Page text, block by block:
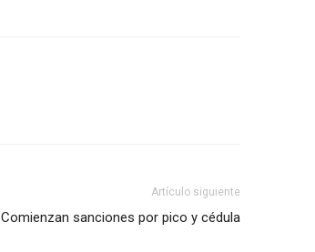
Artículo siguiente
Comienzan sanciones por pico y cédula